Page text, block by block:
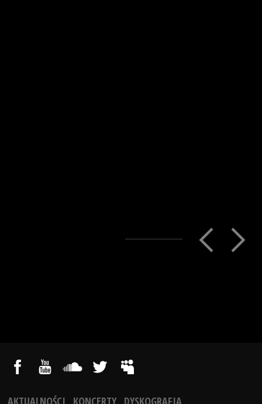
AKTUALNOŚCI KONCERTY DYSKOGRAFIA